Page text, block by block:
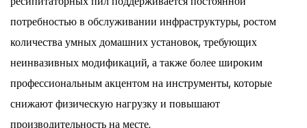
потребностью в обслуживании инфраструктуры, ростом
количества умных домашних установок, требующих
неинвазивных модификаций, а также более широким
профессиональным акцентом на инструменты, которые
снижают физическую нагрузку и повышают
производительность на месте.